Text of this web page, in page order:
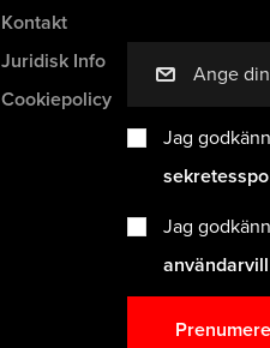
Kontakt
Juridisk Info
Cookiepolicy
mail
Jag
Jag